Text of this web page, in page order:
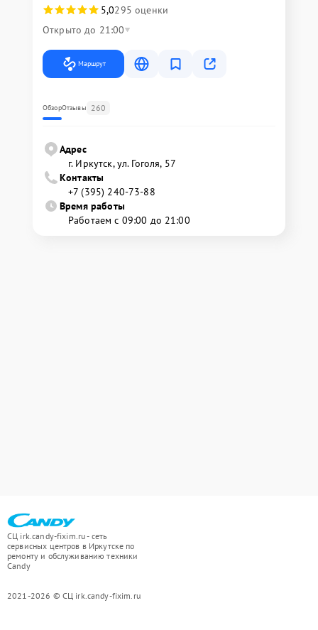
5,0295 оценки
Открыто до 21:00
Маршрут
ОбзорОтзывы 260
Адрес
г. Иркутск, ул. ​Гоголя, 57
Контакты
+7 (395) 240-73-88
Время работы
Работаем с 09:00 до 21:00
СЦ irk.candy-fixim.ru - сеть
сервисных центров в Иркутске по
ремонту и обслуживанию техники
Candy
2021-2026 © СЦ irk.candy-fixim.ru